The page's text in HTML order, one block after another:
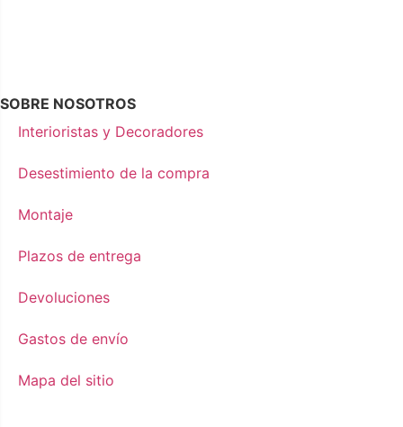
SOBRE NOSOTROS
Interioristas y Decoradores
Desestimiento de la compra
Montaje
Plazos de entrega
Devoluciones
Gastos de envío
Mapa del sitio